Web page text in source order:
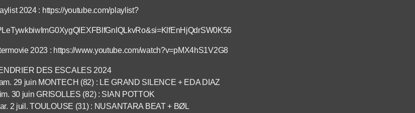
2024 : https://youtube.com/playlist?
2023 : https://www.youtube.com/watch?v=pMX4hS1V2G8
DES ESCALES 2024
29 juin MONTECH (82) : LE GRAND SILENCE + EDA DIAZ
30 juin GRISOLLES (82) : SIAN POTTOK
2 juil. TOULOUSE (31) : NUSANTARA BEAT + BØL